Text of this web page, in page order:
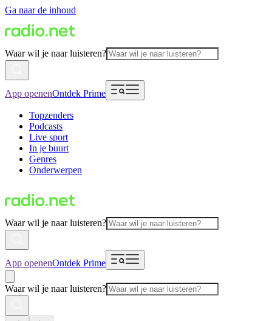
Ga naar de inhoud
Waar wil je naar luisteren?
App openenOntdek Prime
Topzenders
Podcasts
Live sport
In je buurt
Genres
Onderwerpen
Waar wil je naar luisteren?
App openenOntdek Prime
Waar wil je naar luisteren?